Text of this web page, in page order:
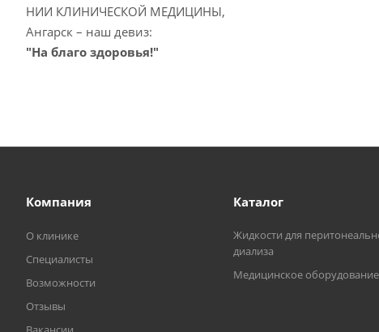
НИИ КЛИНИЧЕСКОЙ МЕДИЦИНЫ,
Ангарск – наш девиз:
"На благо здоровья!"
Компания
О клинике
Специалисты
Возможности
Отзывы
Каталог
Жидкости для
диализа
Медицинское оборудование